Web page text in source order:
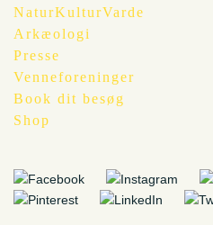
NaturKulturVarde
Arkæologi
Presse
Venneforeninger
Book dit besøg
Shop